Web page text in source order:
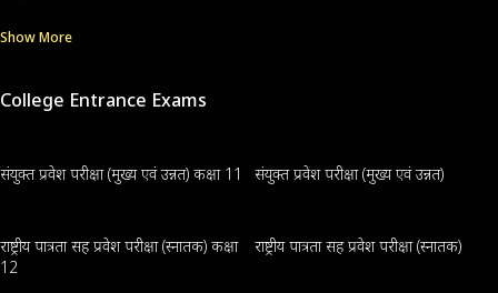
Show More
College Entrance Exams
संयुक्त प्रवेश परीक्षा (मुख्य एवं उन्नत) कक्षा 11 संयुक्त प्रवेश परीक्षा (मुख्य एवं उन्नत)
राष्ट्रीय पात्रता सह प्रवेश परीक्षा (स्नातक) कक्षा
12
राष्ट्रीय पात्रता सह प्रवेश परीक्षा (स्नातक)